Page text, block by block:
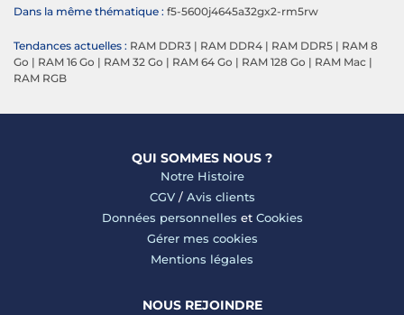
Dans la même thématique : f5-5600j4645a32gx2-rm5rw
Tendances actuelles : RAM DDR3 | RAM DDR4 | RAM DDR5 | RAM 8
Go | RAM 16 Go | RAM 32 Go | RAM 64 Go | RAM 128 Go | RAM Mac |
RAM RGB
QUI SOMMES NOUS ?
Notre Histoire
CGV/ Avis clients
Données personnelles et Cookies
Gérer mes cookies
Mentions légales
NOUS REJOINDRE